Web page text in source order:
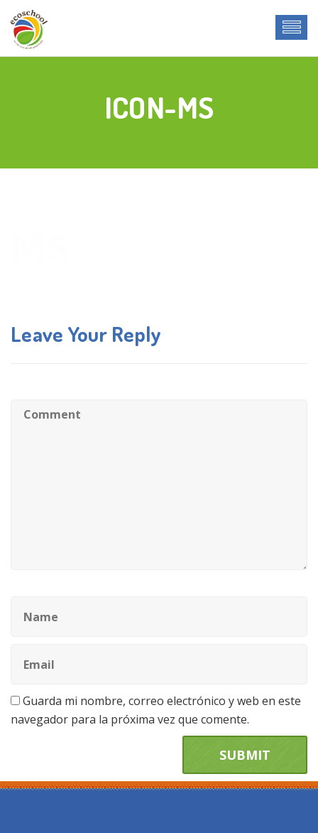
ICON-MS
Leave Your Reply
Guarda mi nombre, correo electrónico y web en este
navegador para la próxima vez que comente.